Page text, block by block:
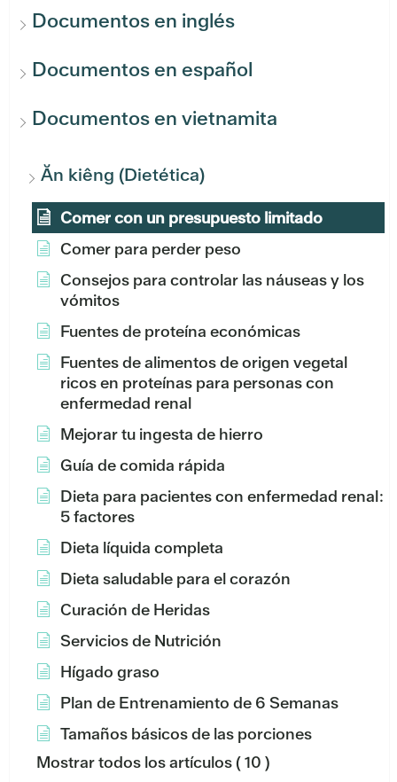
Documentos en inglés
Documentos en español
Documentos en vietnamita
Ăn kiêng (Dietética)
Comer con un presupuesto limitado
Comer para perder peso
Consejos para controlar las náuseas y los
vómitos
Fuentes de proteína económicas
Fuentes de alimentos de origen vegetal
ricos en proteínas para personas con
enfermedad renal
Mejorar tu ingesta de hierro
Guía de comida rápida
Dieta para pacientes con enfermedad renal:
5 factores
Dieta líquida completa
Dieta saludable para el corazón
Curación de Heridas
Servicios de Nutrición
Hígado graso
Plan de Entrenamiento de 6 Semanas
Tamaños básicos de las porciones
Mostrar todos los artículos( 10 )